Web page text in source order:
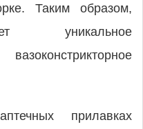
Таким образом,
уникальное
прилавках